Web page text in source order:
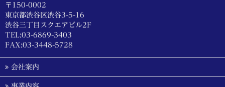
〒150-0002
東京都渋谷区渋谷3-5-16
渋谷三丁目スクエアビル2F
TEL:03-6869-3403
FAX:03-3448-5728
会社案内